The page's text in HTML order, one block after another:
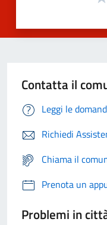
Contatta il
Leggi le
Richiedi
Chiama il
Prenota un
Problemi in